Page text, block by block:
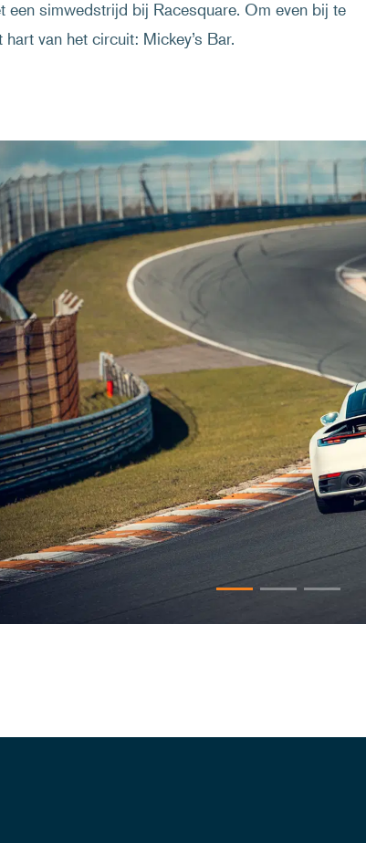
een simwedstrijd bij Racesquare. Om even bij te
van het circuit: Mickey’s Bar.